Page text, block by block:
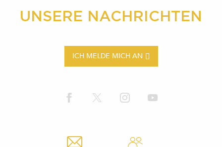
UNSERE NACHRICHTEN
ICH MELDE MICH AN